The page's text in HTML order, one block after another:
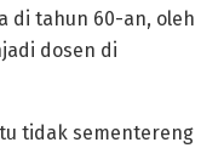
di tahun 60-an, oleh
dosen di
tidak sementereng